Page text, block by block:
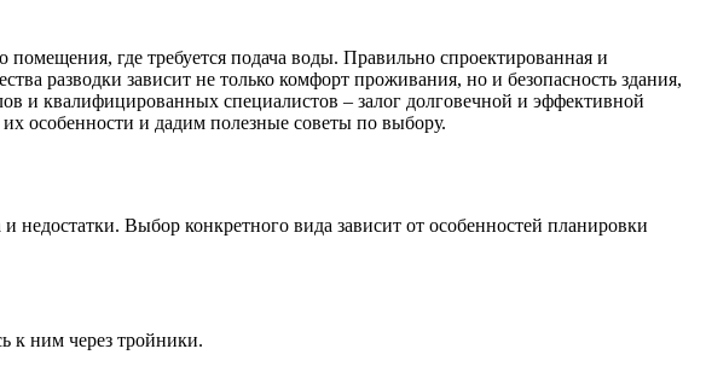
где требуется подача воды. Правильно спроектированная и
разводки зависит не только комфорт проживания, но и безопасность здания,
и квалифицированных специалистов – залог долговечной и эффективной
особенности и дадим полезные советы по выбору.
Выбор конкретного вида зависит от особенностей планировки
к ним через тройники.